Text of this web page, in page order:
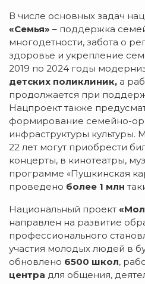
В числе основных задач
«Семья» – поддержка
многодетности, забота о
здоровье и укрепление
2019 по 2024 годы
детских поликлиник, а
продолжается при
Нацпроект также
формирование семейно-
инфраструктуры культуры.
22 лет могут приобрести
концерты, в кинотеатры,
программе «Пушкинская
проведено более 1 млн
Национальный проект
направлен на развитие
профессионального
участия молодых людей в
обновлено 6500 школ,
центра для общения,